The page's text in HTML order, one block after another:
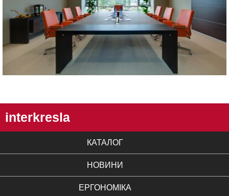
interkresla
КАТАЛОГ
НОВИНИ
ЕРГОНОМІКА